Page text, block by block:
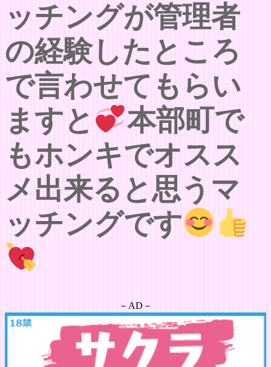
ッチングが管理者
の経験したところ
で言わせてもらい
ますと
本部町で
もホンキでオスス
メ出来ると思うマ
ッチングです
－AD－